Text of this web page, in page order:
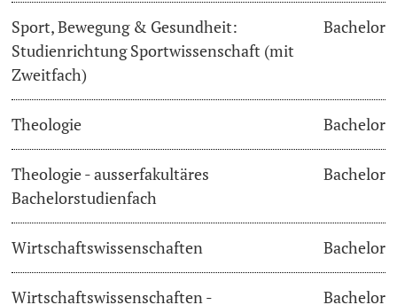
Sport, Bewegung & Gesundheit:
Studienrichtung Sportwissenschaft (mit
Zweitfach)
Bachelor
Theologie Bachelor
Theologie - ausserfakultäres
Bachelorstudienfach
Bachelor
Wirtschaftswissenschaften Bachelor
Wirtschaftswissenschaften - Bachelor